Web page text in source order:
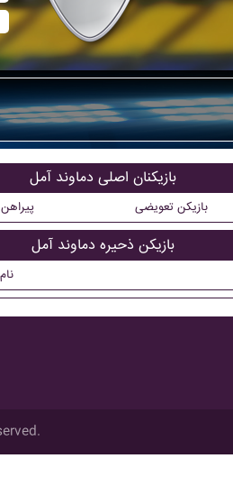
بازیکنان اصلی دماوند آمل
پیراهن بازیکن تعویضی
بازیکن ذحیره دماوند آمل